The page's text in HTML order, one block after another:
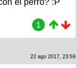
1
22 ago 2017, 23:59